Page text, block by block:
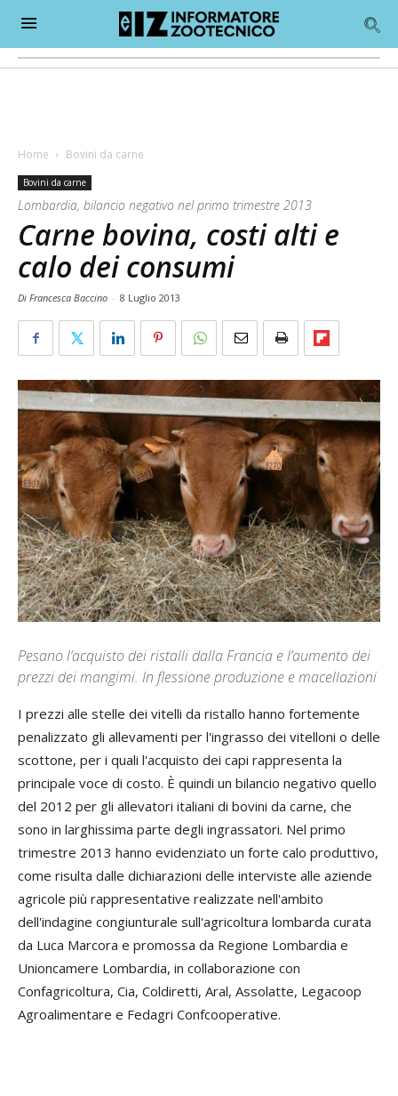
Home Bovini da carne
Bovini da carne
Lombardia, bilancio negativo nel primo trimestre 2013
Carne bovina, costi alti e
calo dei consumi
Di Francesca Baccino - 8 Luglio 2013
Pesano l’acquisto dei ristalli dalla Francia e l’aumento dei
prezzi dei mangimi. In flessione produzione e macellazioni
I prezzi alle stelle dei vitelli da ristallo hanno fortemente
penalizzato gli allevamenti per l'ingrasso dei vitelloni o delle
scottone, per i quali l'acquisto dei capi rappresenta la
principale voce di costo. È quindi un bilancio negativo quello
del 2012 per gli allevatori italiani di bovini da carne, che
sono in larghissima parte degli ingrassatori. Nel primo
trimestre 2013 hanno evidenziato un forte calo produttivo,
come risulta dalle dichiarazioni delle interviste alle aziende
agricole più rappresentative realizzate nell'ambito
dell'indagine congiunturale sull'agricoltura lombarda curata
da Luca Marcora e promossa da Regione Lombardia e
Unioncamere Lombardia, in collaborazione con
Confagricoltura, Cia, Coldiretti, Aral, Assolatte, Legacoop
Agroalimentare e Fedagri Confcooperative.